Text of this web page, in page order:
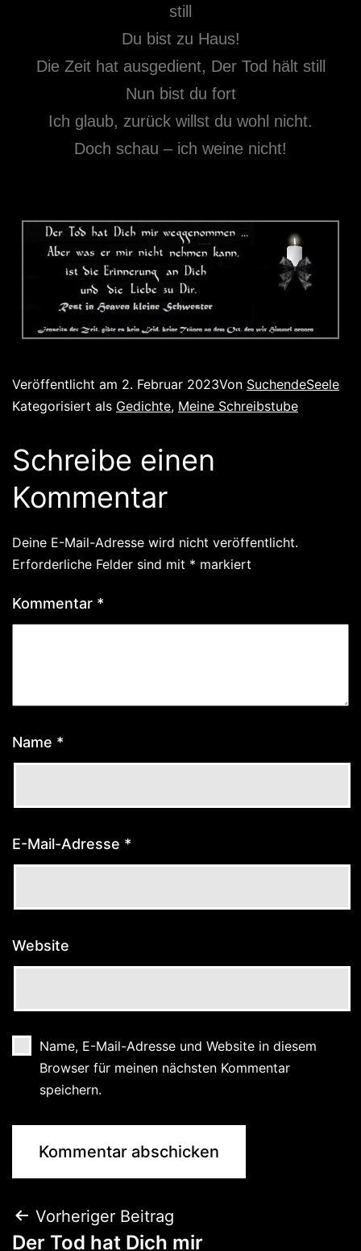
still
Du bist zu Haus!
Die Zeit hat ausgedient, Der Tod hält still
Nun bist du fort
Ich glaub, zurück willst du wohl nicht.
Doch schau – ich weine nicht!
Veröffentlicht am 2. Februar 2023Von SuchendeSeele
Kategorisiert als Gedichte, Meine Schreibstube
Schreibe einen
Kommentar
Deine E-Mail-Adresse wird nicht veröffentlicht.
Erforderliche Felder sind mit * markiert
Kommentar *
Name *
E-Mail-Adresse *
Website
Name, E-Mail-Adresse und Website in diesem
Browser für meinen nächsten Kommentar
speichern.
Vorheriger Beitrag
Der Tod hat Dich mir